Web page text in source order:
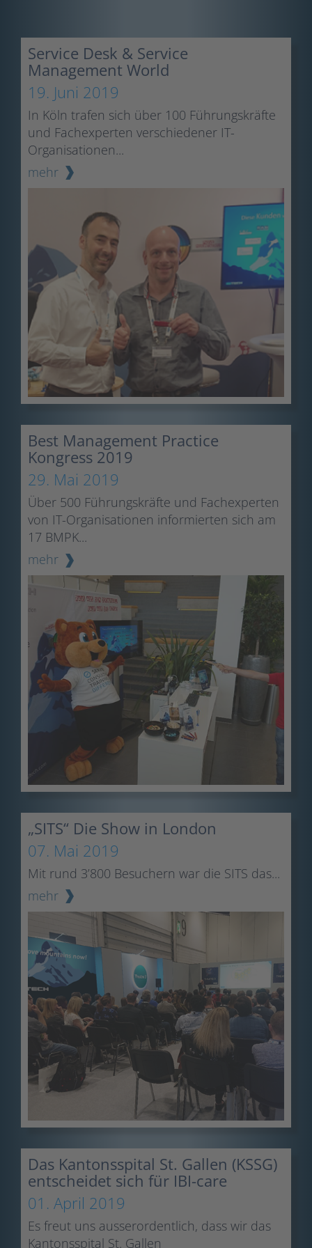
Service Desk & Service
Management World
19. Juni 2019
In Köln trafen sich über 100 Führungskräfte
und Fachexperten verschiedener IT-
Organisationen...
mehr
Best Management Practice
Kongress 2019
29. Mai 2019
Über 500 Führungskräfte und Fachexperten
von IT-Organisationen informierten sich am
17 BMPK...
mehr
„SITS“ Die Show in London
07. Mai 2019
Mit rund 3’800 Besuchern war die SITS das...
mehr
Das Kantonsspital St. Gallen (KSSG)
entscheidet sich für IBI-care
01. April 2019
Es freut uns ausserordentlich, dass wir das
Kantonsspital St. Gallen